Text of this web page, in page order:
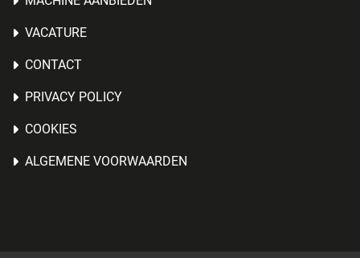
VACATURE
CONTACT
PRIVACY POLICY
COOKIES
ALGEMENE VOORWAARDEN